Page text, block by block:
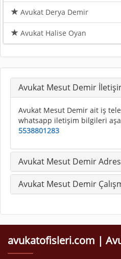
Avukat Derya Demir
Avukat Halise Oyan
Avukat Mesut Demir
Avukat Mesut Demir ait iş
whatsapp iletişim bilgileri
5538801283
Avukat Mesut Demir
Avukat Mesut Demir
avukatofisleri.com |